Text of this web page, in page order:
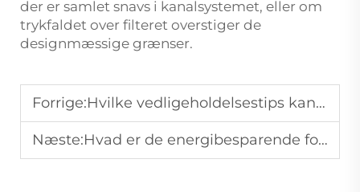
der er samlet snavs i kanalsystemet, eller om
trykfaldet over filteret overstiger de
designmæssige grænser.
Forrige:Hvilke vedligeholdelsestips kan forbedre pålideligheden af vakuumluftpumper?
Næste:Hvad er de energibesparende foranstaltninger for industrielle vakuum-pumper i store fabrikker?